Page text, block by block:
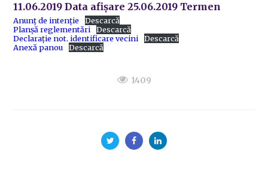
11.06.2019 Data afișare 25.06.2019 Termen
Anunț de intenție
Descarcă
Planșă reglementări
Descarcă
Declarație not. identificare vecini
Descarcă
Anexă panou
Descarcă
1409